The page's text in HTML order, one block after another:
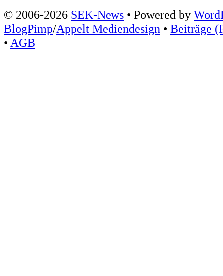
© 2006-2026 SEK-News • Powered by
BlogPimp/Appelt Mediendesign • Beiträge
• AGB